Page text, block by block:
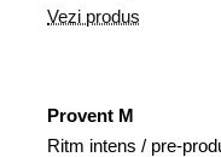
Vezi produs
Provent M
Ritm intens / pre-